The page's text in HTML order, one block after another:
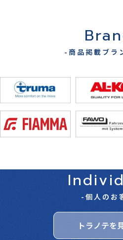
-商品掲載ブラ
-個人のお
トラノテを